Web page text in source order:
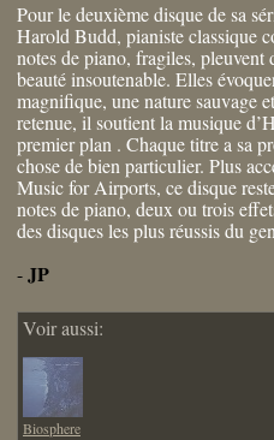
Pour le deuxième disque de sa
Harold Budd, pianiste classique
notes de piano, fragiles, pleuvent
beauté insoutenable. Elles
magnifique, une nature sauvage
retenue, il soutient la musique
premier plan . Chaque titre a sa
chose de bien particulier. Plus
Music for Airports, ce disque
notes de piano, deux ou trois
des disques les plus réussis du
-JP
Voir aussi:
Biosphere